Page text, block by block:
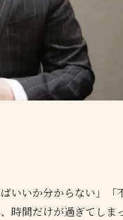
いいか分からない」「
時間だけが過ぎてしま